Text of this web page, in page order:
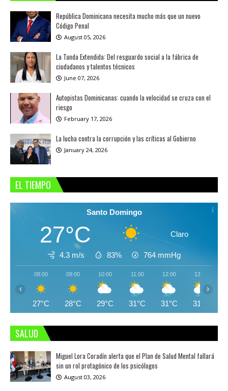
República Dominicana necesita mucho más que un nuevo
Código Penal
August 05, 2026
La Tanda Extendida: Del resguardo social a la fábrica de
ciudadanos y talentos técnicos
June 07, 2026
Autopistas Dominicanas: cuando la velocidad se cruza con el
riesgo
February 17, 2026
La lucha contra la corrupción y las críticas al Gobierno
January 24, 2026
EL TIEMPO
Santo Domingo
27°C Claro
4.3 m/s 83% 764 mmHg
08:00
27°C
09:00
28°C
10:00
29°C
11:00
31°C
12:00
31°C
13:00
31°C
‹ ›
SALUD
Miguel Lora Coradín alerta que el Plan de Salud Mental fallará
sin un rol protagónico de los psicólogos
August 03, 2026